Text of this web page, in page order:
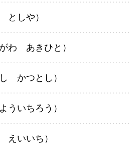
しや）
わ あきひと）
かつとし）
いちろう）
いいち）